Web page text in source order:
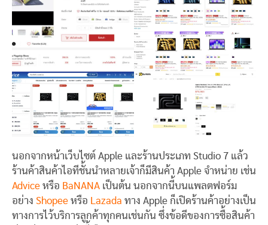
นอกจากหน้าเว็บไซต์ Apple และร้านประเภท Studio 7 แล้ว
ร้านค้าสินค้าไอทีชั้นนำหลายเจ้าก็มีสินค้า Apple จำหน่าย เช่น
Advice หรือ BaNANA เป็นต้น นอกจากนี้บนแพลตฟอร์ม
อย่าง Shopee หรือ Lazada ทาง Apple ก็เปิดร้านค้าอย่างเป็น
ทางการไว้บริการลูกค้าทุกคนเช่นกัน ซึ่งข้อดีของการซื้อสินค้า